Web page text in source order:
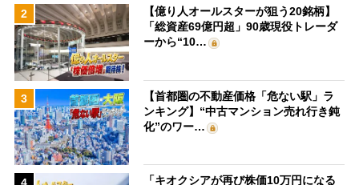
2
【億り人オールスターが狙う20銘柄】
「総資産69億円超」90歳現役トレーダ
ーから“10…
3
【首都圏の不動産価格「危ない駅」ラ
ンキング】“中古マンション売れ行き鈍
化”のワー…
「キオクシアが再び株価10万円になる